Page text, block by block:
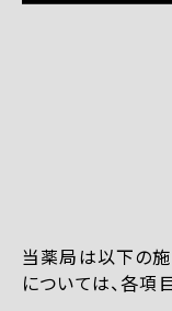
当薬局は以下の
については、各項